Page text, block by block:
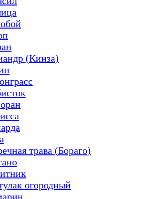
(Кинза)
трава (Бораго)
огородный